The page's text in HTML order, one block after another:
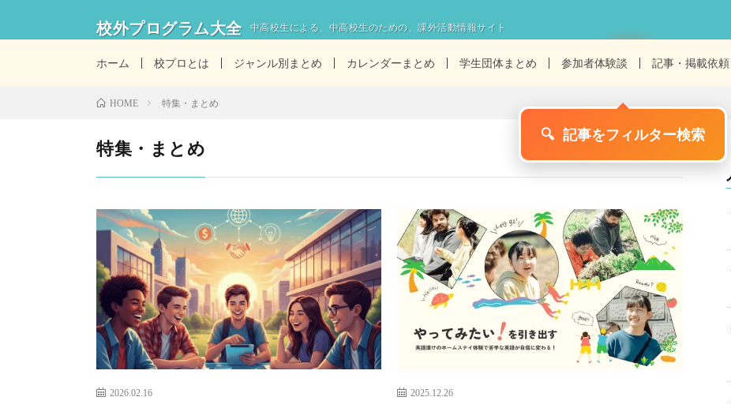
校外プログラム大全 中高校生による、中高校生のための、課外活動情報サイト
ホーム 校プロとは ジャンル別まとめ カレンダーまとめ 学生団体まとめ 参加者体験談 記事・掲載依頼
HOME 特集・まとめ
特集・まとめ
2026.02.16 2025.12.26
🔍 記事をフィルター検索